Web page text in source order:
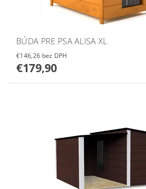
BÚDA PRE PSA ALISA XL
€146,26 bez DPH
€179,90